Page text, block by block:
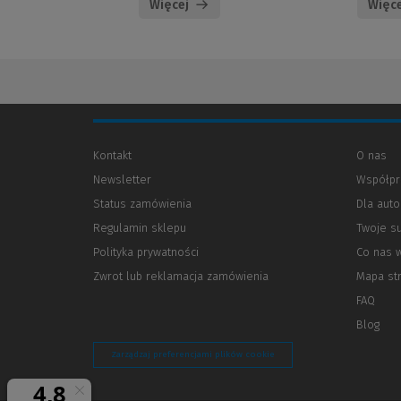
Więcej
Kontakt
Newsletter
Status zamówienia
Regulamin sklepu
Polityka prywatności
innej
Zwrot lub reklamacja zamówienia
O nas
Dla
Twoje
Co nas
Mapa
FAQ
Blog
Zarządzaj preferencjami plików cookie